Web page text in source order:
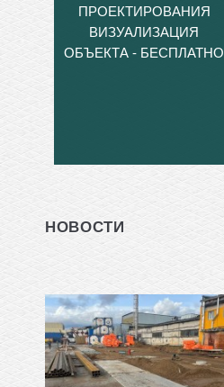
ПРОЕКТИРОВАНИЯ
ВИЗУАЛИЗАЦИЯ
ОБЪЕКТА - БЕСПЛАТНО
НОВОСТИ